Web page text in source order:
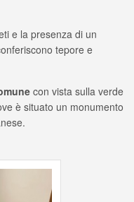
e la presenza di un
tepore e
con vista sulla verde
è situato un monumento